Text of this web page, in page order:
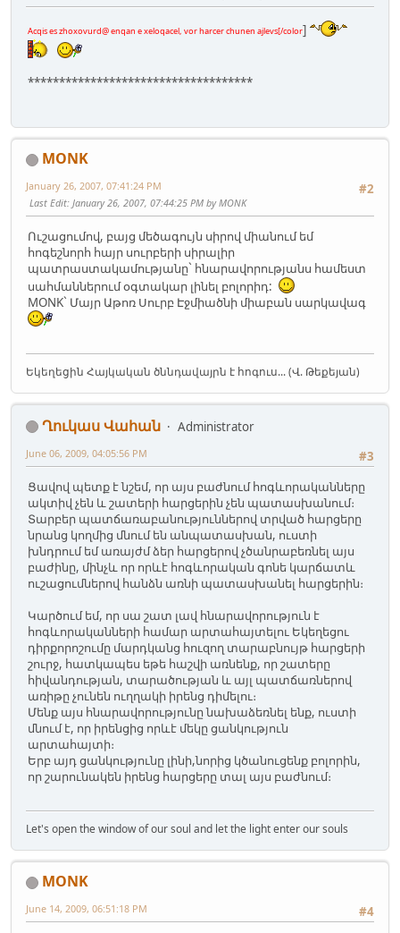
Acqis es zhoxovurd@ enqan e xeloqacel, vor harcer chunen ajlevs[/color]
************************************
MONK
#2
January 26, 2007, 07:41:24 PM
Last Edit: January 26, 2007, 07:44:25 PM by MONK
Ուշացումով, բայց մեծագույն սիրով միանում եմ
հոգեշնորհ հայր սուրբերի սիրալիր
պատրաստակամությանը` հնարավորությանս համեստ
սահմաններում օգտակար լինել բոլորիդ:
MONK` Մայր Աթոռ Սուրբ Էջմիածնի միաբան սարկավագ
Եկեղեցին Հայկական ծննդավայրն է հոգուս... (Վ. Թեքեյան)
Ղուկաս Վահան
Administrator
#3
June 06, 2009, 04:05:56 PM
Ցավով պետք է նշեմ, որ այս բաժնում հոգևորականները
ակտիվ չեն և շատերի հարցերին չեն պատասխանում։
Տարբեր պատճառաբանություններով տրված հարցերը
նրանց կողմից մնում են անպատասխան, ուստի
խնդրում եմ առայժմ ձեր հարցերով չծանրաբեռնել այս
բաժինը, մինչև որ որևէ հոգևորական գոնե կարճատև
ուշացումներով հանձն առնի պատասխանել հարցերին։
Կարծում եմ, որ սա շատ լավ հնարավորություն է
հոգևորականների համար արտահայտելու Եկեղեցու
դիրքորոշումը մարդկանց հուզող տարաբնույթ հարցերի
շուրջ, հատկապես եթե հաշվի առնենք, որ շատերը
հիվանդության, տարածության և այլ պատճառներով
առիթը չունեն ուղղակի իրենց դիմելու։
Մենք այս հնարավորությունը նախաձեռնել ենք, ուստի
մնում է, որ իրենցից որևէ մեկը ցանկություն
արտահայտի։
Երբ այդ ցանկությունը լինի,նորից կծանուցենք բոլորին,
որ շարունակեն իրենց հարցերը տալ այս բաժնում։
Let's open the window of our soul and let the light enter our souls
MONK
#4
June 14, 2009, 06:51:18 PM